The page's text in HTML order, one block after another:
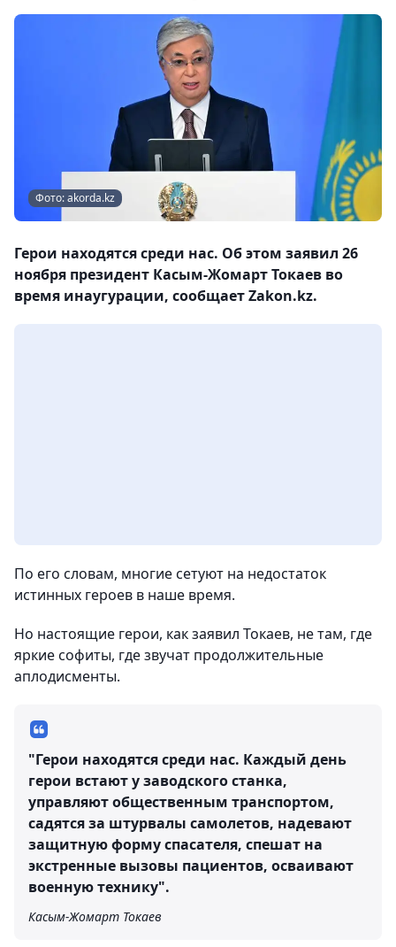
Фото: akorda.kz
Герои находятся среди нас. Об этом заявил 26
ноября президент Касым-Жомарт Токаев во
время инаугурации, сообщает Zakon.kz.
По его словам, многие сетуют на недостаток
истинных героев в наше время.
Но настоящие герои, как заявил Токаев, не там, где
яркие софиты, где звучат продолжительные
аплодисменты.
"Герои находятся среди нас. Каждый день
герои встают у заводского станка,
управляют общественным транспортом,
садятся за штурвалы самолетов, надевают
защитную форму спасателя, спешат на
экстренные вызовы пациентов, осваивают
военную технику".
Касым-Жомарт Токаев